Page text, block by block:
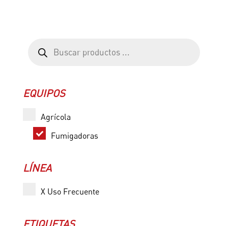
productos
EQUIPOS
Agrícola
Fumigadoras
LÍNEA
X Uso Frecuente